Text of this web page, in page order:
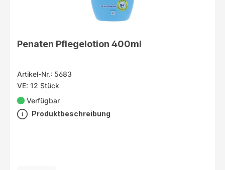
Penaten Pflegelotion 400ml
Artikel-Nr.: 5683
VE: 12 Stück
Verfügbar
Produktbeschreibung